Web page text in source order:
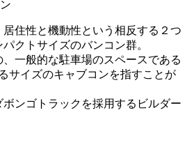
住性と機動性という相反する２つ
クトサイズのバンコン群。
一般的な駐車場のスペースである
サイズのキャブコンを指すことが
ンゴトラックを採用するビルダー